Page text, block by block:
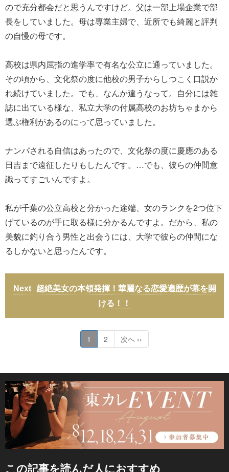
ので充分都会だと思うんですけど。父は一部上場企業で部
長をしていました。母は専業主婦で、近所でも綺麗と評判
の自慢の母です。
高校は県内屈指の進学率で有名な公立に通っていました。
その頃から、文化祭の度に他校の男子からしつこく口説か
れ続けていました。でも、なんか違うなって。自分には雑
誌に出ている様な、私立大学の付属高校のお坊ちゃまから
選ぶ権利があるのにって思っていました。
ナンパされる自信はあったので、文化祭の度に慶應のある
日吉まで遠征したりもしたんです。…でも、彼らの仲間意
識ってすごいんですよ。
私が千葉の公立高校と分かった途端、女のランクを2つ位下
げているのが手に取る様に分かるんですよ。だから、私の
美貌に釣り合う男性と出会うには、大学で彼らの仲間にな
るしかないと思ったんです。
超絶美女の本領発揮！華麗なる恋愛遍歴が幕を開
ける！！
1 2 次へ ››
この記事を読んだ人におすすめ